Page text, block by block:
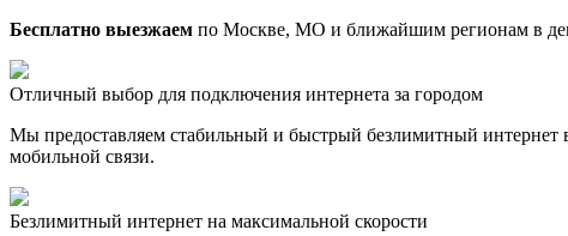
Бесплатно выезжаем по Москве, МО и ближайшим регионам в
Отличный выбор для подключения интернета за городом
Мы предоставляем стабильный и быстрый безлимитный
мобильной связи.
Безлимитный интернет на максимальной скорости